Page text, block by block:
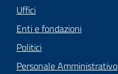
Uffici
Enti e fondazioni
Politici
Personale Amministrativo